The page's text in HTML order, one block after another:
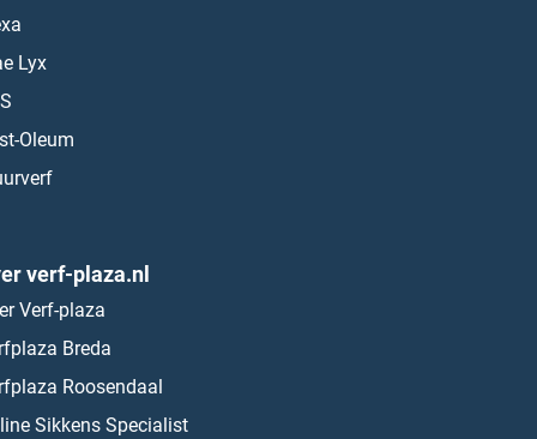
Lyx
Oleum
verf-plaza.nl
Verf-plaza
Breda
Roosendaal
Sikkens Specialist